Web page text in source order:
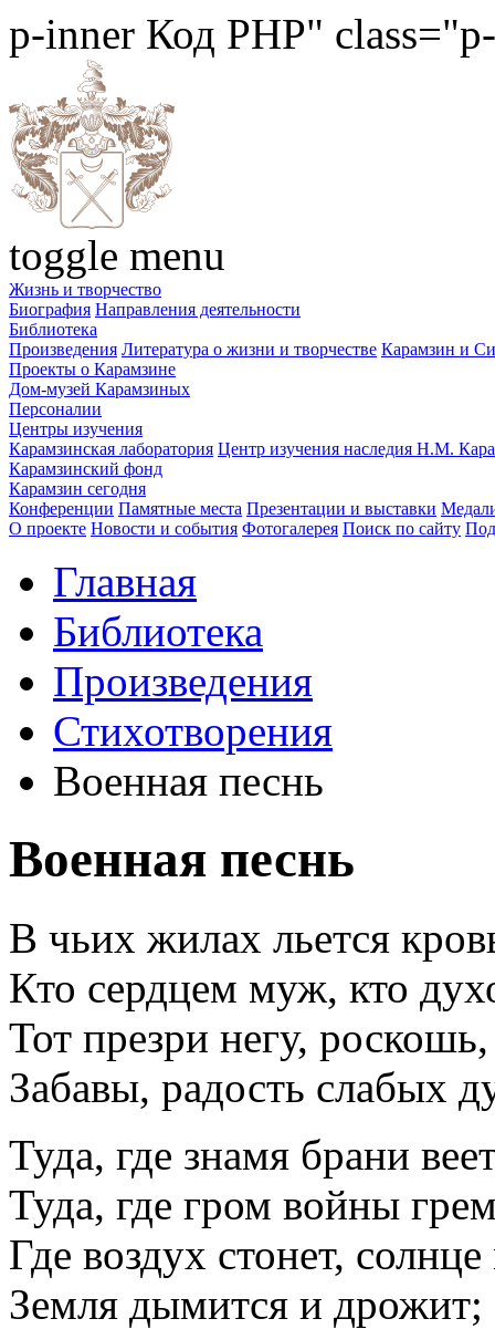
p-inner Код PHP"
toggle menu
Жизнь и творчество
Биография Направления деятельности
Библиотека
Произведения Литература о жизни и творчестве Карамзин и
Проекты о Карамзине
Дом-музей Карамзиных
Персоналии
Центры изучения
Карамзинская лаборатория Центр изучения наследия Н.М.
Карамзинский фонд
Карамзин сегодня
Конференции Памятные места Презентации и выставки
О проекте Новости и события Фотогалерея Поиск по сайту
Главная
Библиотека
Произведения
Стихотворения
Военная песнь
Военная песнь
В чьих жилах льется
Кто сердцем муж, кто
Тот презри негу,
Забавы, радость слабых
Туда, где знамя брани
Туда, где гром войны
Где воздух стонет,
Земля дымится и дрожит;